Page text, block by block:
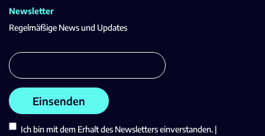
Newsletter
Regelmäßige News und Updates
Ich bin mit dem Erhalt des Newsletters einverstanden. |